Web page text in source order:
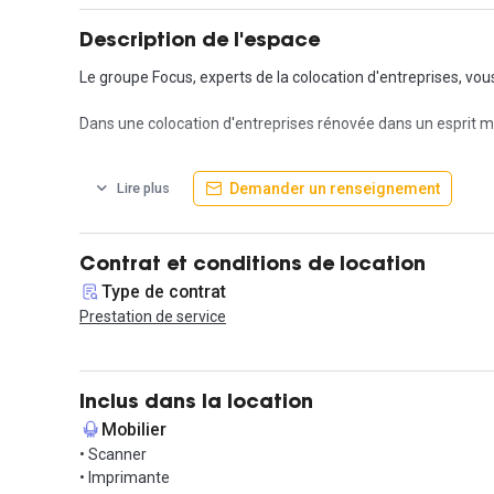
Description de l'espace
Le groupe Focus, experts de la colocation d'entreprises,
Dans une colocation d'entreprises rénovée dans un esprit
De nombreux services sont compris dans le prix de la
une cuisine, la climatisation et, bien évidemment, l'accès
Nous vous proposons également une liste fournie de
intérieur,
et le ménage dans les parties privatives. Tout est fait pour
Profitez de la position centrale du quartier Saxe-
N'hésitez plus et contactez-nous vite pour organiser une
Lire plus Demander un renseignement
Contrat et conditions de location
Type de contrat
Prestation de service
Inclus dans la location
Mobilier
• Scanner
• Imprimante